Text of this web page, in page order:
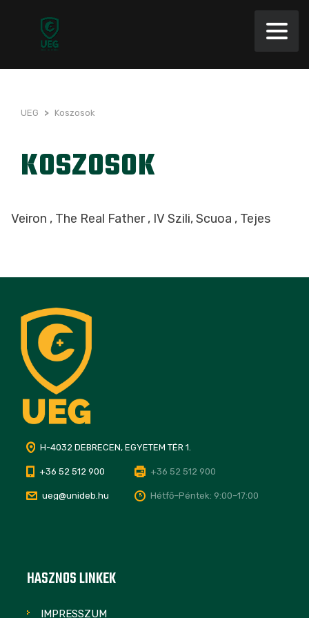
UEG > Koszosok
KOSZOSOK
Veiron , The Real Father , IV Szili, Scuoa , Tejes
H-4032 DEBRECEN, EGYETEM TÉR 1.
+36 52 512 900 +36 52 512 900
ueg@unideb.hu Hétfő–Péntek: 9:00–17:00
HASZNOS LINKEK
IMPRESSZUM